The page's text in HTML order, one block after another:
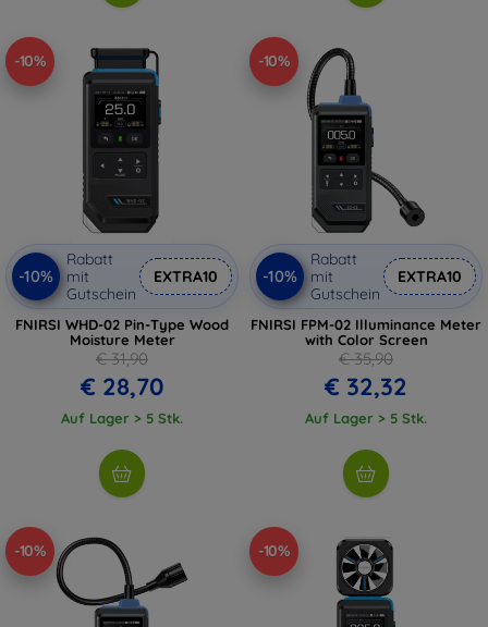
-10%
-10%
Rabatt
mit
Gutschein
EXTRA10
FNIRSI WHD-02 Pin-Type Wood
Moisture Meter
€ 31,90
€ 28,70
Auf Lager > 5 Stk.
-10%
-10%
Rabatt
mit
Gutschein
EXTRA10
FNIRSI FPM-02 Illuminance Meter
with Color Screen
€ 35,90
€ 32,32
Auf Lager > 5 Stk.
-10% -10%